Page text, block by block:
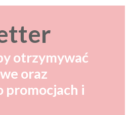
otrzymywać
oraz
promocjach i